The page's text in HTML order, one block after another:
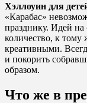
Хэллоуин для
«Карабас»
празднику. Идей
количество, к тому
креативными.
и покорить
образом.
Что же в